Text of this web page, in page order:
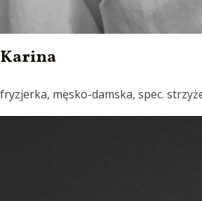
Karina
fryzjerka, męsko-damska, spec.